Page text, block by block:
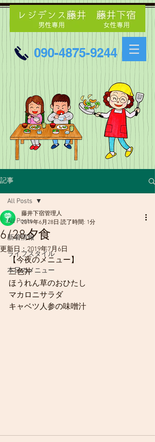
090-4875-9244
記事
All Posts
新着情報
ライフスタイル
本日のメニュー
All Posts
6/28夕食
藤井下宿管理人
2019年6月28日 読了時間: 1分
更新日：2019年7月6日
【今夜のメニュー】
三色丼
ほうれん草のおひたし
マカロニサラダ
キャベツ人参の味噌汁